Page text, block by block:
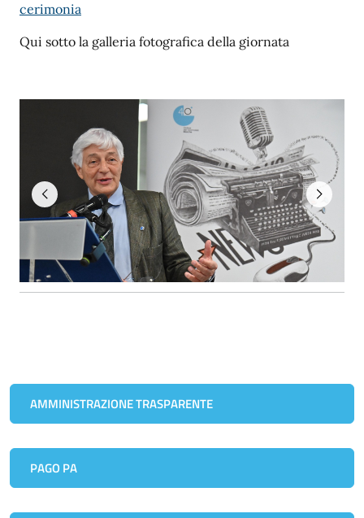
cerimonia
Qui sotto la galleria fotografica della giornata
AMMINISTRAZIONE TRASPARENTE
PAGO PA